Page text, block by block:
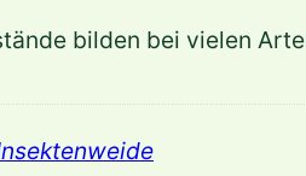
bilden bei vielen